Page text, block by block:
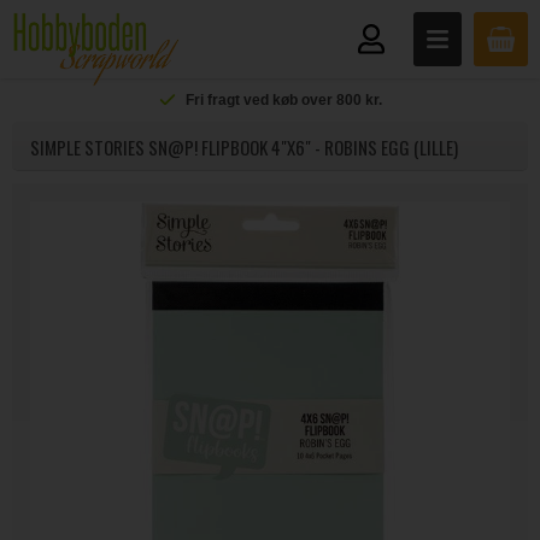
Fri fragt ved køb over 800 kr.
SIMPLE STORIES SN@P! FLIPBOOK 4"X6" - ROBINS EGG (LILLE)